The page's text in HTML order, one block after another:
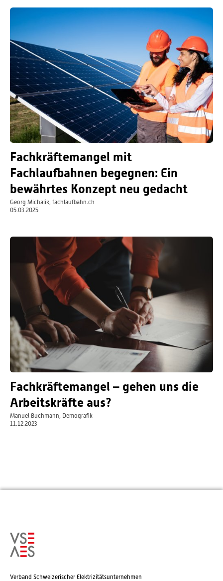
Fachkräftemangel mit
Fachlaufbahnen begegnen: Ein
bewährtes Konzept neu gedacht
Georg Michalik, fachlaufbahn.ch
05.03.2025
Fachkräftemangel – gehen uns die
Arbeitskräfte aus?
Manuel Buchmann, Demografik
11.12.2023
Verband Schweizerischer Elektrizitätsunternehmen